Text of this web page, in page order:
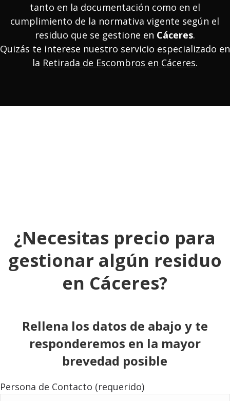
tanto en la documentación como en el
cumplimiento de la normativa vigente según el
residuo que se gestione en Cáceres.
Quizás te interese nuestro servicio especializado en
la Retirada de Escombros en Cáceres.
¿Necesitas precio para
gestionar algún residuo
en Cáceres?
Rellena los datos de abajo y te
responderemos en la mayor
brevedad posible
Persona de Contacto (requerido)